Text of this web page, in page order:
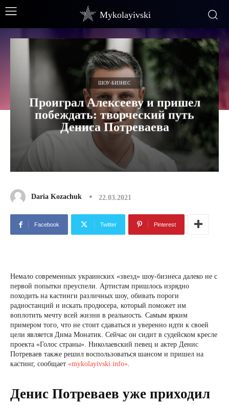
Mykolayivski
ШОУ-БИЗНЕС
Проиграл Алексееву и пришел
побеждать: творческий путь
Дениса Потреваева
Daria Kozachuk 22.03.2021
Facebook Twitter Pinterest
Немало современных украинских «звезд» шоу-бизнеса далеко не с
первой попытки преуспели. Артистам пришлось изрядно
походить на кастинги различных шоу, обивать пороги
радиостанций и искать продюсера, который поможет им
воплотить мечту всей жизни в реальность. Самым ярким
примером того, что не стоит сдаваться и уверенно идти к своей
цели является Дима Монатик. Сейчас он сидит в судейском кресле
проекта «Голос страны». Николаевский певец и актер Денис
Потреваев также решил воспользоваться шансом и пришел на
кастинг, сообщает «mykolayivski.info».
Денис Потреваев уже приходил